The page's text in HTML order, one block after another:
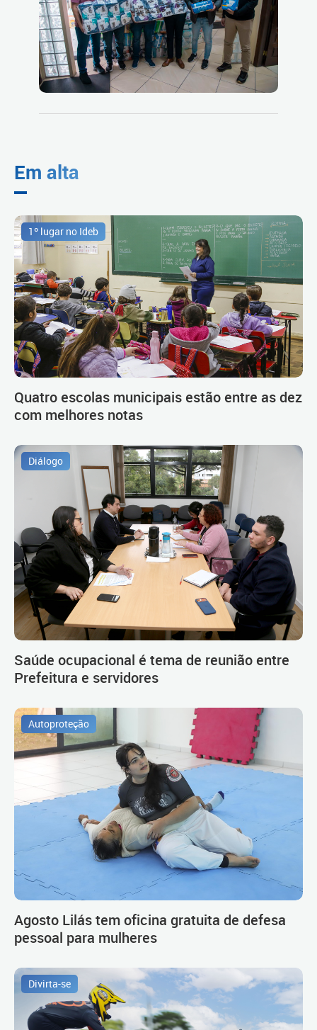
Em alta
1º lugar no Ideb
Quatro escolas municipais estão entre as dez
com melhores notas
Diálogo
Saúde ocupacional é tema de reunião entre
Prefeitura e servidores
Autoproteção
Agosto Lilás tem oficina gratuita de defesa
pessoal para mulheres
Divirta-se